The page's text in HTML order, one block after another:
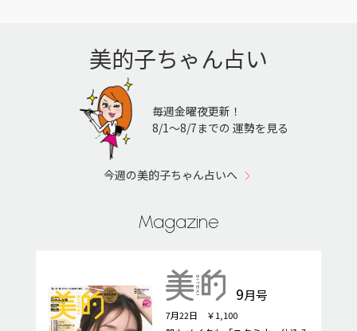
美的子ちゃん占い
毎週金曜夜更新！
8/1〜8/7までの 運勢を見る
今週の美的子ちゃん占いへ
Magazine
9月号
7月22日 ￥1,100